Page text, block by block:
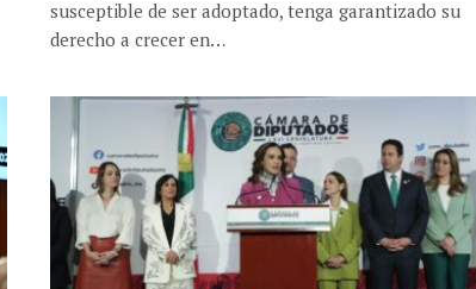
susceptible de ser adoptado, tenga garantizado su
derecho a crecer en…